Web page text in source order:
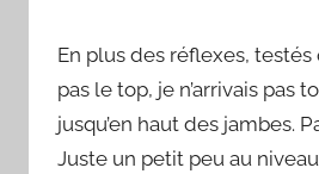
En plus des réflexes,
pas le top, je n’arrivais pas
jusqu’en haut des jambes.
Juste un petit peu au